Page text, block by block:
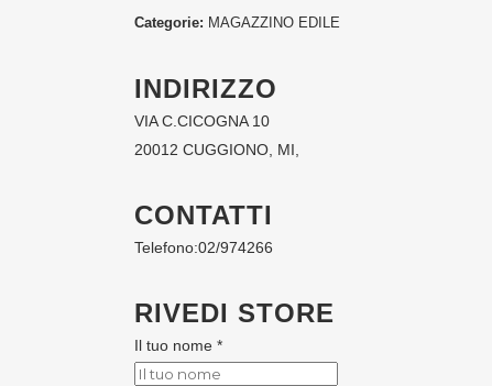
Categorie: MAGAZZINO EDILE
INDIRIZZO
VIA C.CICOGNA 10
20012 CUGGIONO, MI,
CONTATTI
Telefono:02/974266
RIVEDI STORE
Il tuo nome *